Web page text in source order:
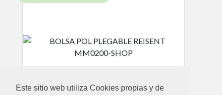
Este sitio web utiliza Cookies propias y de